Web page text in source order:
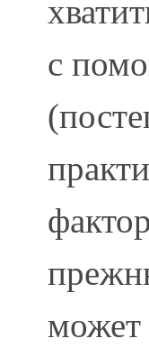
с
может